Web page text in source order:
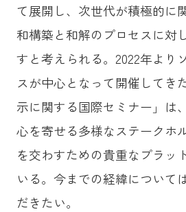
て展開し、次世代が積極的に
和構築と和解のプロセスに対
すと考えられる。2022年より
スが中心となって開催してき
示に関する国際セミナー」は
心を寄せる多様なステークホ
を交わすための貴重なプラッ
いる。今までの経緯について
だきたい。